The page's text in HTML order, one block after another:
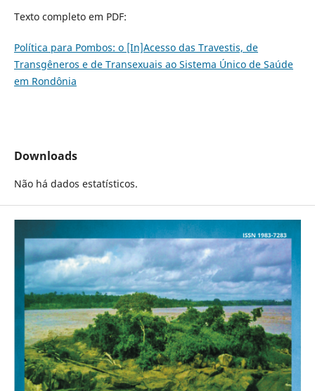
Texto completo em PDF:
Política para Pombos: o [In]Acesso das Travestis, de
Transgêneros e de Transexuais ao Sistema Único de Saúde
em Rondônia
Downloads
Não há dados estatísticos.